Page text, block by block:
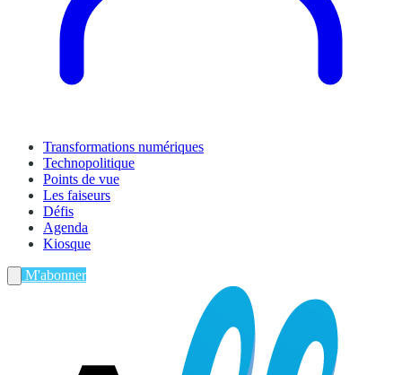
Transformations numériques
Technopolitique
Points de vue
Les faiseurs
Défis
Agenda
Kiosque
M'abonner